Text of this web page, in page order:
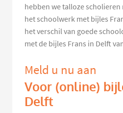
hebben we talloze
het schoolwerk met bijles
het verschil van goede
met de bijles Frans in Delft
Meld u nu aan
Voor (online)
Delft